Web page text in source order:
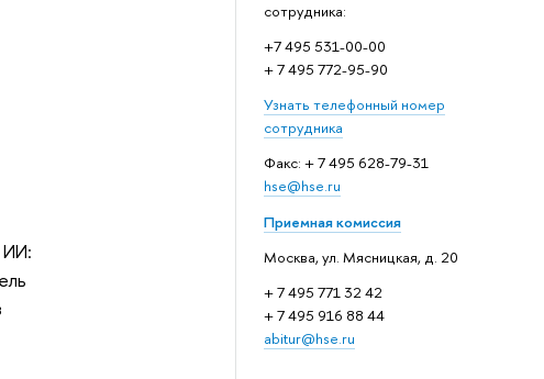
сотрудника:
+7 495 531-00-00
+ 7 495 772-95-90
Узнать телефонный номер
сотрудника
Факс: + 7 495 628-79-31
hse@hse.ru
Приемная комиссия
Москва, ул. Мясницкая, д. 20
+ 7 495 771 32 42
+ 7 495 916 88 44
abitur@hse.ru
ИИ: